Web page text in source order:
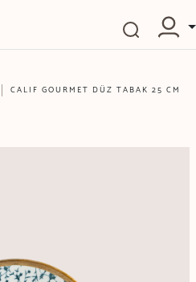
CALIF GOURMET DÜZ TABAK 25 CM